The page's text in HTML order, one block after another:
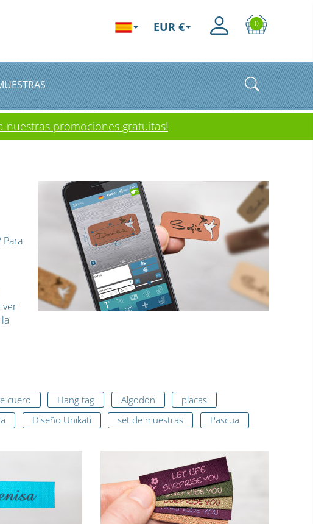
0
EUR €
nuestras promociones gratuitas!
ver
cuero Hang tag Algodón
placas
Diseño Unikati set de muestras Pascua